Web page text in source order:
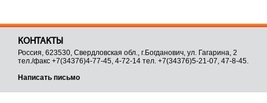
КОНТАКТЫ
Россия, 623530, Свердловская обл., г.Богданович, ул. Гагарина, 2
тел./факс +7(34376)4-77-45, 4-72-14 тел. +7(34376)5-21-07, 47-8-45.
Написать письмо